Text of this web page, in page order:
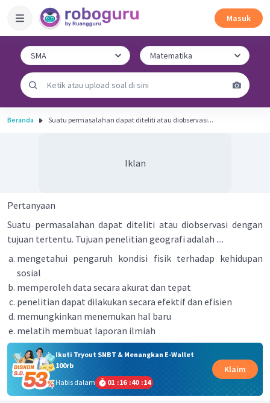
Masuk
Beranda Suatu permasalahan dapat diteliti atau diobservasi...
Iklan
Pertanyaan
Suatu permasalahan dapat diteliti atau diobservasi dengan
tujuan tertentu. Tujuan penelitian geografi adalah ....
mengetahui pengaruh kondisi fisik terhadap kehidupan
sosial
memperoleh data secara akurat dan tepat
penelitian dapat dilakukan secara efektif dan efisien
memungkinkan menemukan hal baru
melatih membuat laporan ilmiah
Ikuti Tryout SNBT & Menangkan E-Wallet
100rb
Habis dalam
01 :16 :40 :14
Klaim